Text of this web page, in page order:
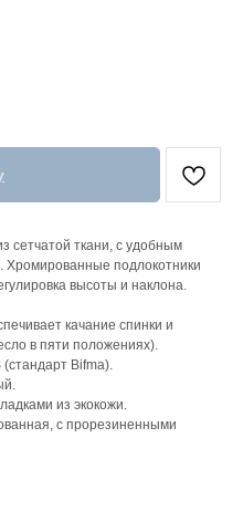
сетчатой ткани, с удобным
Хромированные подлокотники
высоты и наклона.
качание спинки и
в пяти положениях).
Bifma).
из экокожи.
с прорезиненными